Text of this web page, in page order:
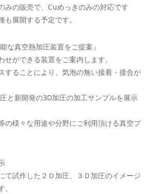
みの販売で、Cuめっきのみの対応です
展開する予定です。
な真空熱加圧装置をご提案』
せができる装置をご案内します。
することにより、気泡の無い接着・接合が
と新開発の3D加圧の加工サンプルを展示
の様々な用途や分野にご利用頂ける真空プ
て試作した２Ｄ加圧、３Ｄ加圧のイメージ